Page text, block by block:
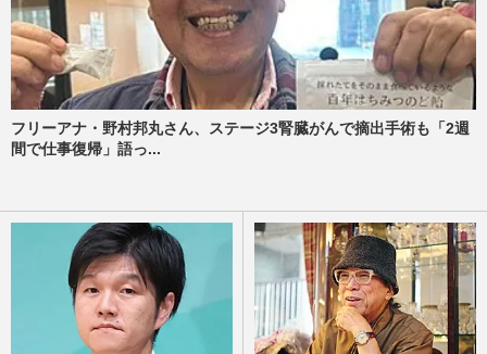
フリーアナ・野村邦丸さん、ステージ3腎臓がんで摘出手術も「2週
間で仕事復帰」語っ...